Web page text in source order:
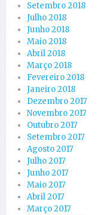
Setembro 2018
Julho 2018
Junho 2018
Maio 2018
Abril 2018
Março 2018
Fevereiro 2018
Janeiro 2018
Dezembro 2017
Novembro 2017
Outubro 2017
Setembro 2017
Agosto 2017
Julho 2017
Junho 2017
Maio 2017
Abril 2017
Março 2017